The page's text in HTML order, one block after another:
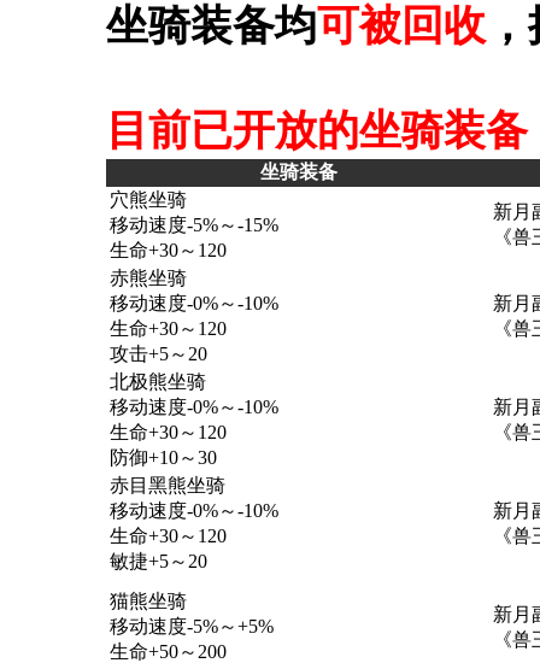
坐骑装备均可被回收
目前已开放的坐骑装
坐骑装备
穴熊坐骑
移动速度-5%～-15%
生命+30～120
新月
《
赤熊坐骑
移动速度-0%～-10%
生命+30～120
攻击+5～20
新月
《
北极熊坐骑
移动速度-0%～-10%
生命+30～120
防御+10～30
新月
《
赤目黑熊坐骑
移动速度-0%～-10%
生命+30～120
敏捷+5～20
新月
《
猫熊坐骑
移动速度-5%～+5%
生命+50～200
新月
《